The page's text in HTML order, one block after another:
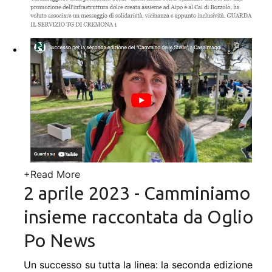
+Read More
2 aprile 2023 - Camminiamo
insieme raccontata da Oglio
Po News
Un successo su tutta la linea: la seconda edizione